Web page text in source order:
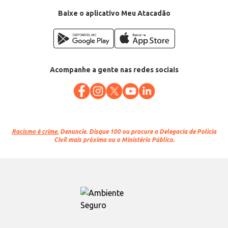
Baixe o aplicativo Meu Atacadão
Acompanhe a gente nas redes sociais
Racismo é crime. Denuncie. Disque 100 ou procure a Delegacia de Polícia
Civil mais próxima ou o Ministério Público.